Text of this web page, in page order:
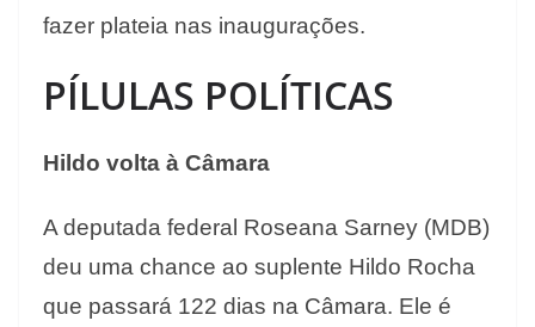
fazer plateia nas inaugurações.
PÍLULAS POLÍTICAS
Hildo volta à Câmara
A deputada federal Roseana Sarney (MDB)
deu uma chance ao suplente Hildo Rocha
que passará 122 dias na Câmara. Ele é